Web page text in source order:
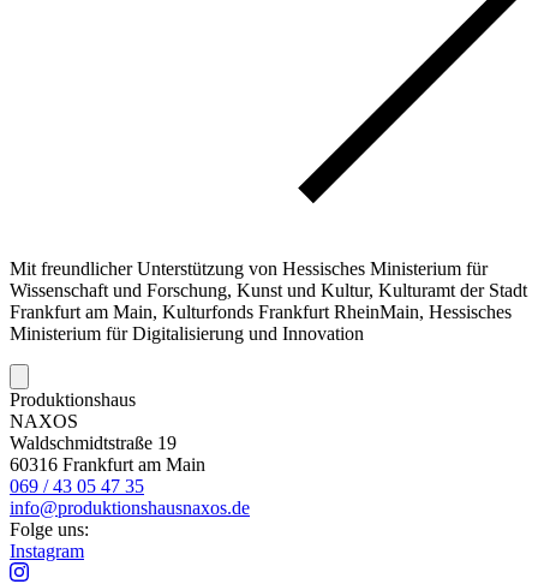
Mit freundlicher Unterstützung von Hessisches Ministerium für
Wissenschaft und Forschung, Kunst und Kultur, Kulturamt der Stadt
Frankfurt am Main, Kulturfonds Frankfurt RheinMain, Hessisches
Ministerium für Digitalisierung und Innovation
Produktionshaus
NAXOS
Waldschmidtstraße 19
60316 Frankfurt am Main
069 / 43 05 47 35
info@produktionshausnaxos.de
Folge uns:
Instagram